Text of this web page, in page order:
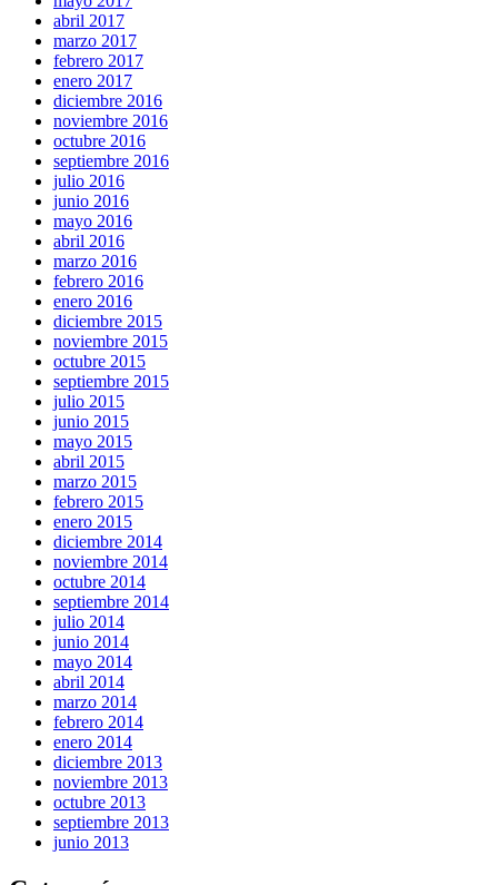
abril 2017
marzo 2017
febrero 2017
enero 2017
diciembre 2016
noviembre 2016
octubre 2016
septiembre 2016
julio 2016
junio 2016
mayo 2016
abril 2016
marzo 2016
febrero 2016
enero 2016
diciembre 2015
noviembre 2015
octubre 2015
septiembre 2015
julio 2015
junio 2015
mayo 2015
abril 2015
marzo 2015
febrero 2015
enero 2015
diciembre 2014
noviembre 2014
octubre 2014
septiembre 2014
julio 2014
junio 2014
mayo 2014
abril 2014
marzo 2014
febrero 2014
enero 2014
diciembre 2013
noviembre 2013
octubre 2013
septiembre 2013
junio 2013